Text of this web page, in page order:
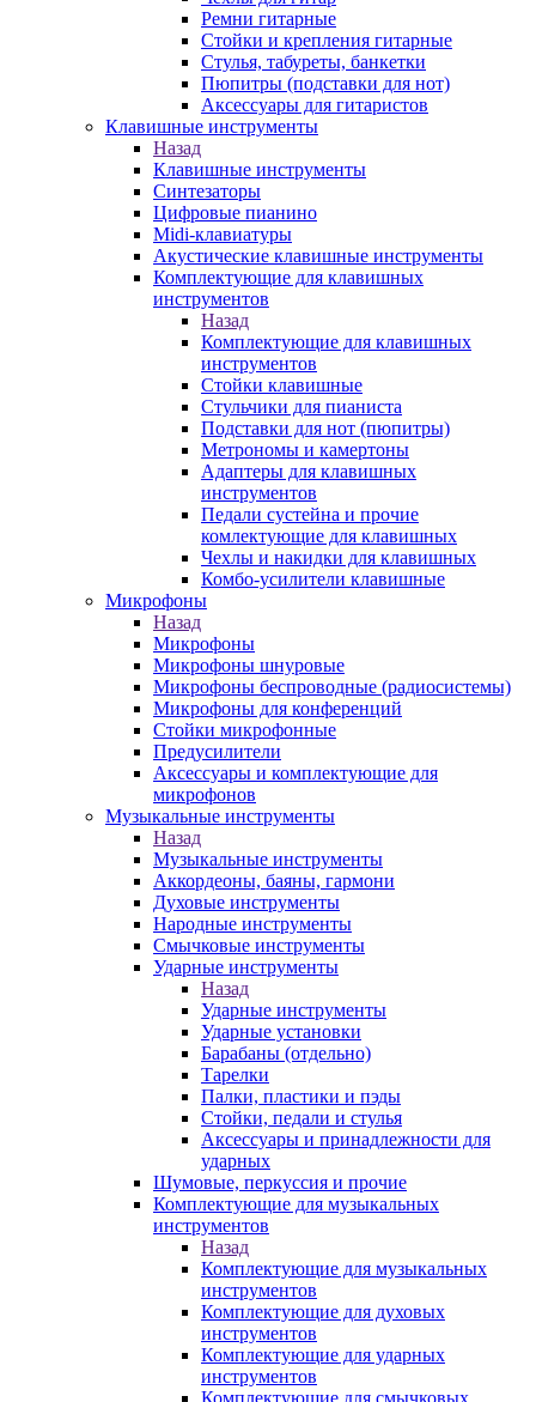
Ремни гитарные
Стойки и крепления гитарные
Стулья, табуреты, банкетки
Пюпитры (подставки для нот)
Аксессуары для гитаристов
Клавишные инструменты
Назад
Клавишные инструменты
Синтезаторы
Цифровые пианино
Midi-клавиатуры
Акустические клавишные инструменты
Комплектующие для клавишных
инструментов
Назад
Комплектующие для клавишных
инструментов
Стойки клавишные
Стульчики для пианиста
Подставки для нот (пюпитры)
Метрономы и камертоны
Адаптеры для клавишных
инструментов
Педали сустейна и прочие
комлектующие для клавишных
Чехлы и накидки для клавишных
Комбо-усилители клавишные
Микрофоны
Назад
Микрофоны
Микрофоны шнуровые
Микрофоны беспроводные (радиосистемы)
Микрофоны для конференций
Стойки микрофонные
Предусилители
Аксессуары и комплектующие для
микрофонов
Музыкальные инструменты
Назад
Музыкальные инструменты
Аккордеоны, баяны, гармони
Духовые инструменты
Народные инструменты
Смычковые инструменты
Ударные инструменты
Назад
Ударные инструменты
Ударные установки
Барабаны (отдельно)
Тарелки
Палки, пластики и пэды
Стойки, педали и стулья
Аксессуары и принадлежности для
ударных
Шумовые, перкуссия и прочие
Комплектующие для музыкальных
инструментов
Назад
Комплектующие для музыкальных
инструментов
Комплектующие для духовых
инструментов
Комплектующие для ударных
инструментов
Комплектующие для смычковых